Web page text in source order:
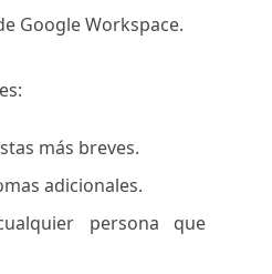
Google Workspace.
más breves.
adicionales.
persona que